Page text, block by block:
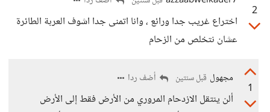
2
اختراع غريب جدا ورائع ، وانا اتمنى جدا اشوف العربة الطائرة
عشان نتخلص من الزحام
1
مجهول قبل سنتين أضف ردا
ألن ينتقل الازدحام المروري من الأرض فقط إلى الأرض